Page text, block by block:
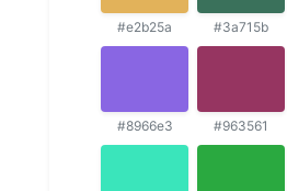
#e2b25a #3a715b
#8966e3 #963561